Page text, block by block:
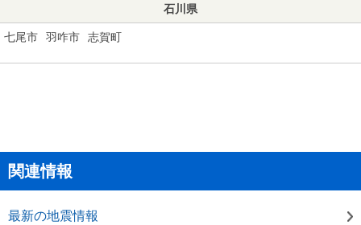
石川県
七尾市 羽咋市 志賀町
関連情報
最新の地震情報